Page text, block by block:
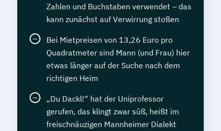
Zahlen und Buchstaben verwendet – das
kann zunächst auf Verwirrung stoßen
Bei Mietpreisen von 13,26 Euro pro
Quadratmeter sind Mann (und Frau) hier
etwas länger auf der Suche nach dem
richtigen Heim
„Du Dackl!“ hat der Uniprofessor
gerufen, das klingt zwar süß, heißt im
freischnäuzigen Mannheimer Dialekt